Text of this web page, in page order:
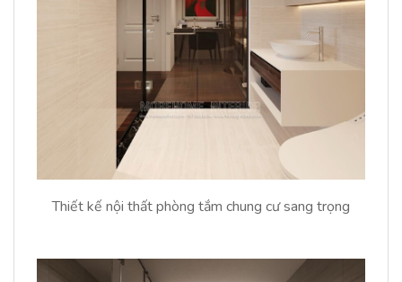
Thiết kế nội thất phòng tắm chung cư sang trọng